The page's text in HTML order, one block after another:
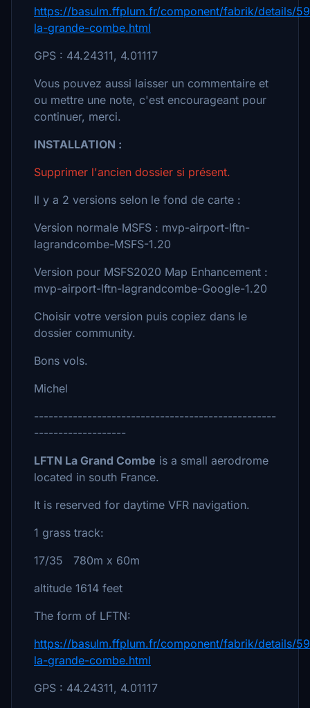
https://basulm.ffplum.fr/component/fabrik/details/
la-grande-combe.html
GPS : 44.24311, 4.01117
Vous pouvez aussi laisser un commentaire et
ou mettre une note, c'est encourageant pour
continuer, merci.
INSTALLATION :
Supprimer l'ancien dossier si présent.
Il y a 2 versions selon le fond de carte :
Version normale MSFS : mvp-airport-lftn-
lagrandcombe-MSFS-1.20
Version pour MSFS2020 Map Enhancement :
mvp-airport-lftn-lagrandcombe-Google-1.20
Choisir votre version puis copiez dans le
dossier community.
Bons vols.
Michel
--------------------------------------------------
-------------------
LFTN La Grand Combe is a small aerodrome
located in south France.
It is reserved for daytime VFR navigation.
1 grass track:
17/35 780m x 60m
altitude 1614 feet
The form of LFTN:
https://basulm.ffplum.fr/component/fabrik/details/
la-grande-combe.html
GPS : 44.24311, 4.01117